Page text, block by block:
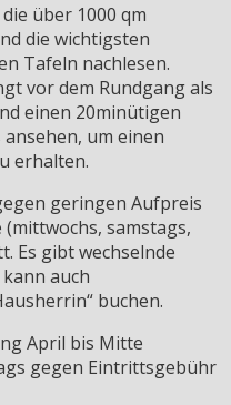
über 1000 qm
die wichtigsten
Tafeln nachlesen.
vor dem Rundgang als
einen 20minütigen
um einen
erhalten.
geringen Aufpreis
samstags,
Es gibt wechselnde
auch
buchen.
April bis Mitte
gegen Eintrittsgebühr